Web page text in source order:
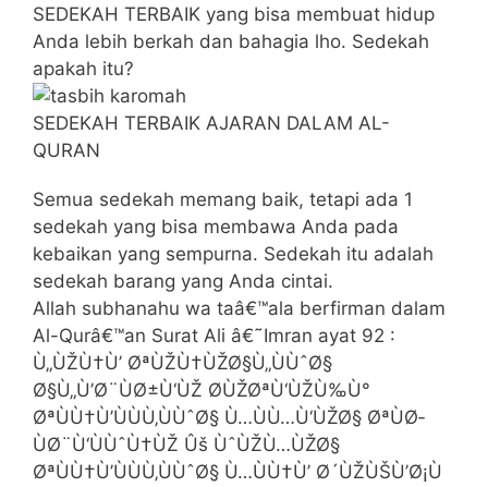
SEDEKAH TERBAIK yang bisa membuat hidup
Anda lebih berkah dan bahagia lho. Sedekah
apakah itu?
SEDEKAH TERBAIK AJARAN DALAM AL-
QURAN
Semua sedekah memang baik, tetapi ada 1
sedekah yang bisa membawa Anda pada
kebaikan yang sempurna. Sedekah itu adalah
sedekah barang yang Anda cintai.
Allah subhanahu wa taâ€™ala berfirman dalam
Al-Qurâ€™an Surat Ali â€˜Imran ayat 92 :
Ù„ÙŽÙ†Ù’ ØªÙŽÙ†ÙŽØ§Ù„ÙÙˆØ§
Ø§Ù„Ù’Ø¨ÙØ±Ù‘ÙŽ Ø­ÙŽØªÙ‘ÙŽÙ‰Ù°
ØªÙÙ†Ù’ÙÙÙ‚ÙÙˆØ§ Ù…ÙÙ…Ù‘ÙŽØ§ ØªÙØ­
ÙØ¨Ù‘ÙÙˆÙ†ÙŽ Ûš ÙˆÙŽÙ…ÙŽØ§
ØªÙÙ†Ù’ÙÙÙ‚ÙÙˆØ§ Ù…ÙÙ†Ù’ Ø´ÙŽÙŠÙ’Ø¡Ù